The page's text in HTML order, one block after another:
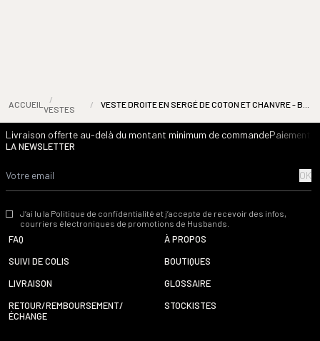
ACCUEIL
/
VESTES
/ VESTE DROITE EN SERGÉ DE COTON ET CHANVRE - BLEUE INDIGO
Livraison offerte au-delà du montant minimum de commandePaiement
LA NEWSLETTER
OK
J’ai lu la Politique de confidentialité et j’accepte de recevoir des infos,
courriers électroniques de promotions de Husbands.
FAQ
SUIVI DE COLIS
LIVRAISON
RETOUR/REMBOURSEMENT/
ÉCHANGE
À PROPOS
BOUTIQUES
GLOSSAIRE
STOCKISTES